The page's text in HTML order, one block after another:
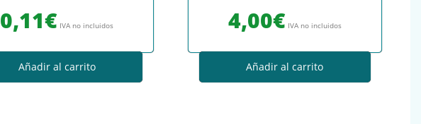
0,11€ IVA no incluidos
Añadir al carrito
4,00€ IVA no incluidos
Añadir al carrito